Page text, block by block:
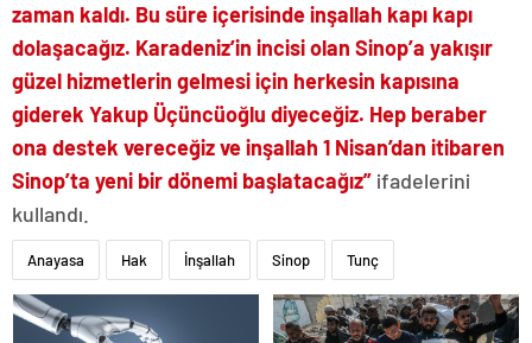
zaman kaldı. Bu süre içerisinde inşallah kapı kapı
dolaşacağız. Karadeniz’in incisi olan Sinop’a yakışır
güzel hizmetlerin gelmesi için herkesin kapısına
giderek Yakup Üçüncüoğlu diyeceğiz. Hep beraber
ona destek vereceğiz ve inşallah 1 Nisan’dan itibaren
Sinop’ta yeni bir dönemi başlatacağız” ifadelerini
kullandı.
Anayasa Hak İnşallah Sinop Tunç